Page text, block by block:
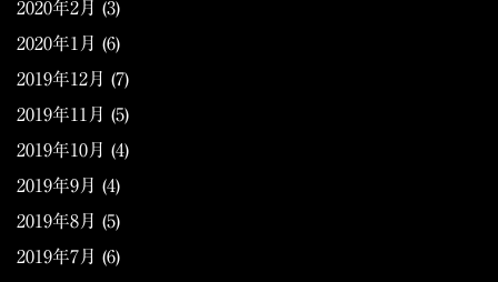
2020年2月 (3)
2020年1月 (6)
2019年12月 (7)
2019年11月 (5)
2019年10月 (4)
2019年9月 (4)
2019年8月 (5)
2019年7月 (6)